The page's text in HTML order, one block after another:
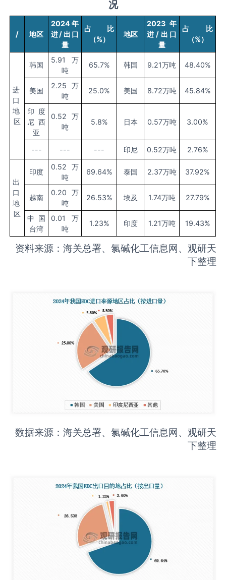
况
/ 地区
2024 年
进/出口
量
占比
（%）
地区
2023年
进/出口
量
占比
（%）
进
口
地
区
韩国
5.91万
吨
65.7% 韩国 9.21万吨 48.40%
美国
2.25万
吨
25.0% 美国 8.72万吨 45.84%
印度
尼西
亚
0.52万
吨
5.8% 日本 0.57万吨 3.00%
--- --- --- 印尼 0.52万吨 2.76%
出
口
地
区
印度
0.52万
吨
69.64% 泰国 2.37万吨 37.92%
越南
0.20万
吨
26.53% 埃及 1.74万吨 27.79%
中国
台湾
0.01万
吨
1.23% 印度 1.21万吨 19.43%
资料来源：海关总署、氯碱化工信息网、观研天
下整理
数据来源：海关总署、氯碱化工信息网、观研天
下整理